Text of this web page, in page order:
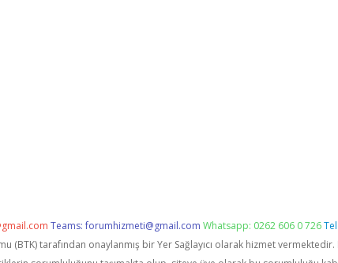
Teams:forumhizmeti@gmail.com Whatsapp: 0262 606 0 726
(BTK) tarafından onaylanmış bir Yer Sağlayıcı olarak hizmet